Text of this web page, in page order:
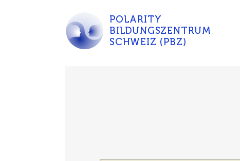
POLARITY
BILDUNGSZENTRUM
SCHWEIZ (PBZ)